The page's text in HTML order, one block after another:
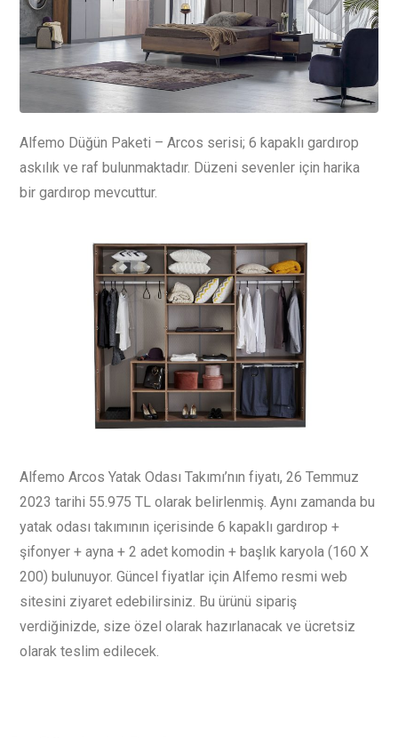
Alfemo Düğün Paketi – Arcos serisi; 6 kapaklı gardırop
askılık ve raf bulunmaktadır. Düzeni sevenler için harika
bir gardırop mevcuttur.
Alfemo Arcos Yatak Odası Takımı’nın fiyatı, 26 Temmuz
2023 tarihi 55.975 TL olarak belirlenmiş. Aynı zamanda bu
yatak odası takımının içerisinde 6 kapaklı gardırop +
şifonyer + ayna + 2 adet komodin + başlık karyola (160 X
200) bulunuyor. Güncel fiyatlar için Alfemo resmi web
sitesini ziyaret edebilirsiniz. Bu ürünü sipariş
verdiğinizde, size özel olarak hazırlanacak ve ücretsiz
olarak teslim edilecek.